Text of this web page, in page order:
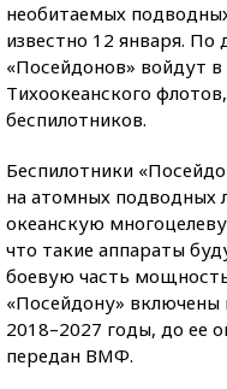
необитаемых
известно 12 января.
«Посейдонов» войдут
Тихоокеанского
беспилотников.
Беспилотники
на атомных подводных
океанскую
что такие аппараты
боевую часть
«Посейдону»
2018–2027 годы, до ее
передан ВМФ.